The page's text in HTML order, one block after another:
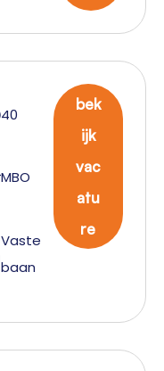
40
MBO
Vaste
baan
bek
ijk
vac
atu
re